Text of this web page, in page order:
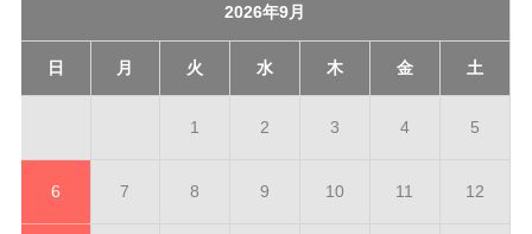
2026年9月
日 月 火 水 木 金 土
1 2 3 4 5
6 7 8 9 10 11 12